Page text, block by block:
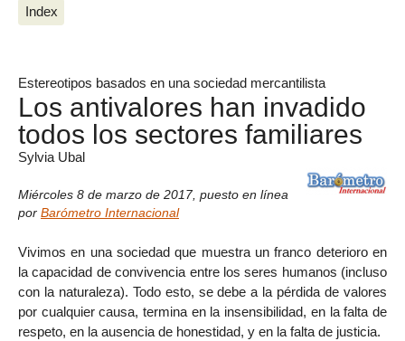
Index
Estereotipos basados en una sociedad mercantilista
Los antivalores han invadido
todos los sectores familiares
Sylvia Ubal
Miércoles 8 de marzo de 2017, puesto en línea
por Barómetro Internacional
Vivimos en una sociedad que muestra un franco deterioro en
la capacidad de convivencia entre los seres humanos (incluso
con la naturaleza). Todo esto, se debe a la pérdida de valores
por cualquier causa, termina en la insensibilidad, en la falta de
respeto, en la ausencia de honestidad, y en la falta de justicia.